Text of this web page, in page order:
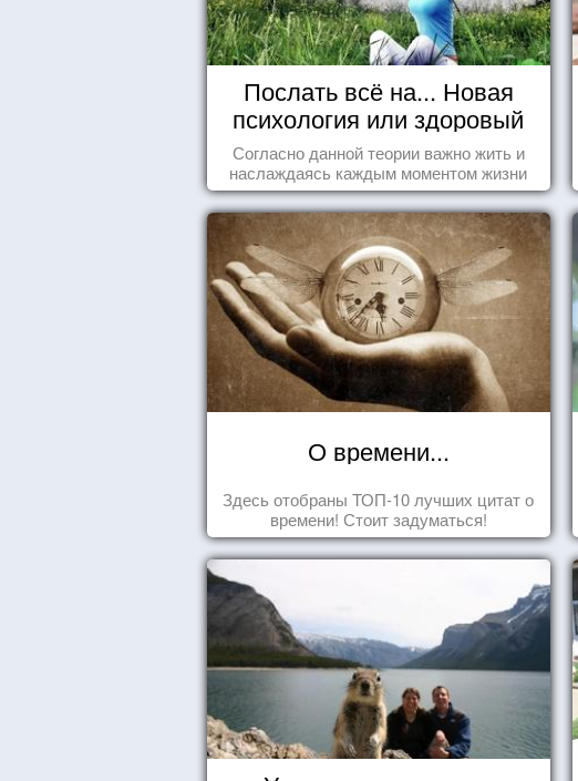
Послать всё на... Новая
психология или здоровый
пофигизм.
Согласно данной теории важно жить и
наслаждаясь каждым моментом жизни
осознанно и с удовольствием. Как это,
попробуем разобраться на реальных
примерах.
О времени...
Здесь отобраны ТОП-10 лучших цитат о
времени! Стоит задуматься!